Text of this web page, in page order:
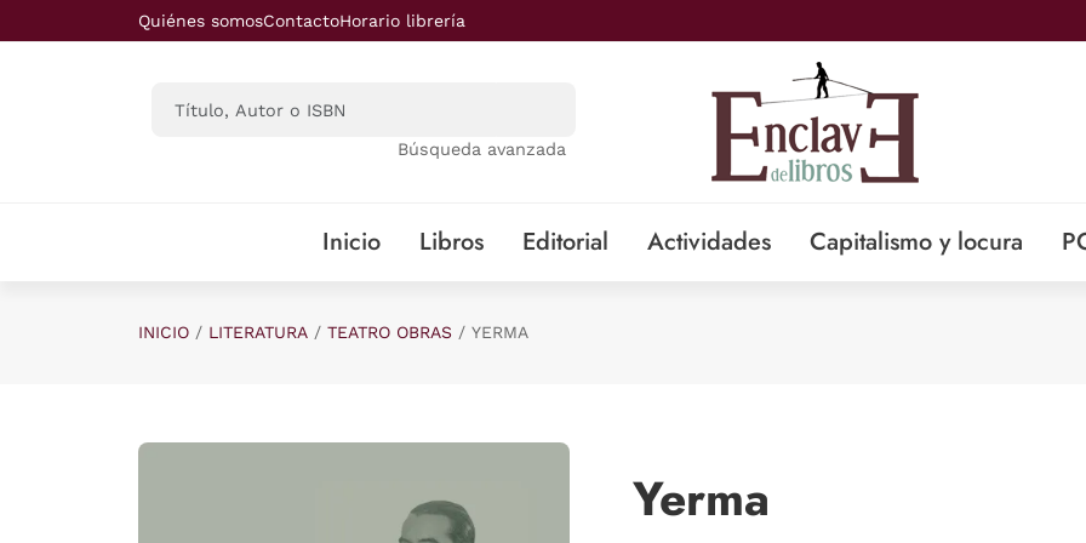
Saltar al contenido principal
Quiénes somosContactoHorario librería
Búsqueda avanzada
Inicio Libros Editorial Actividades Capitalismo y locura
INICIO LITERATURA TEATRO OBRAS YERMA
Yerma